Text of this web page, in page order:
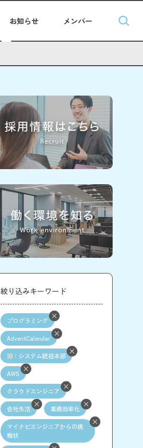
お知らせ メンバー
絞り込みキーワード
プログラミング
AdventCalendar
旧：システム統括本部
AWS
クラウドエンジニア
会社生活 業務効率化
マイナビエンジニアからの挑
戦状